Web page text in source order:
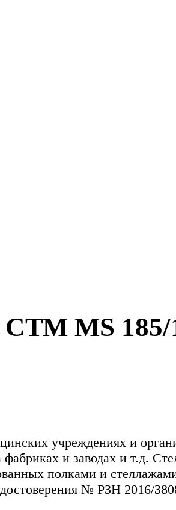
MS 185/
учреждениях и
фабриках и заводах и т.д.
полками и
№ РЗН 2016/